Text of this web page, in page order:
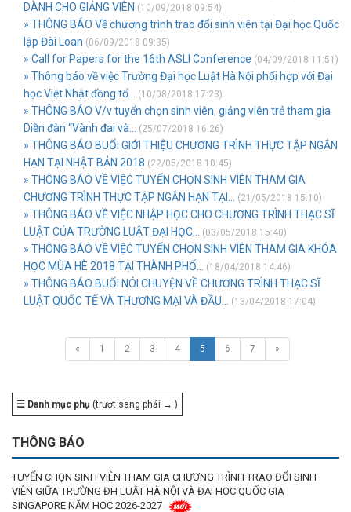
DÀNH CHO GIẢNG VIÊN (10/09/2018 09:54)
» THÔNG BÁO Về chương trình trao đổi sinh viên tại Đại học Quốc
lập Đài Loan (06/09/2018 09:35)
» Call for Papers for the 16th ASLI Conference (04/09/2018 11:51)
» Thông báo về việc Trường Đại học Luật Hà Nội phối hợp với Đại
học Việt Nhật đồng tổ...
(10/08/2018 17:23)
» THÔNG BÁO V/v tuyển chọn sinh viên, giảng viên trẻ tham gia
Diễn đàn “Vành đai và...
(25/07/2018 16:26)
» THÔNG BÁO BUỔI GIỚI THIỆU CHƯƠNG TRÌNH THỰC TẬP NGẮN
HẠN TẠI NHẬT BẢN 2018 (22/05/2018 10:45)
» THÔNG BÁO VỀ VIỆC TUYỂN CHỌN SINH VIÊN THAM GIA
CHƯƠNG TRÌNH THỰC TẬP NGẮN HẠN TẠI...
(21/05/2018 15:10)
» THÔNG BÁO VỀ VIỆC NHẬP HỌC CHO CHƯƠNG TRÌNH THẠC SĨ
LUẬT CỦA TRƯỜNG LUẬT ĐẠI HỌC...
(03/05/2018 15:40)
» THÔNG BÁO VỀ VIỆC TUYỂN CHỌN SINH VIÊN THAM GIA KHÓA
HỌC MÙA HÈ 2018 TẠI THÀNH PHỐ...
(18/04/2018 14:46)
» THÔNG BÁO BUỔI NÓI CHUYỆN VỀ CHƯƠNG TRÌNH THẠC SĨ
LUẬT QUỐC TẾ VÀ THƯƠNG MẠI VÀ ĐẦU...
(13/04/2018 17:04)
« 1 2 3 4 5 6 7 »
☰ Danh mục phụ (trượt sang phải → )
THÔNG BÁO
TUYỂN CHỌN SINH VIÊN THAM GIA CHƯƠNG TRÌNH TRAO ĐỔI SINH
VIÊN GIỮA TRƯỜNG ĐH LUẬT HÀ NỘI VÀ ĐẠI HỌC QUỐC GIA
SINGAPORE NĂM HỌC 2026-2027